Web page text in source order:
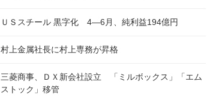
ＵＳスチール 黒字化 4―6月、純利益194億円
村上金属社長に村上専務が昇格
三菱商事、ＤＸ新会社設立 「ミルボックス」「エム
ストック」移管